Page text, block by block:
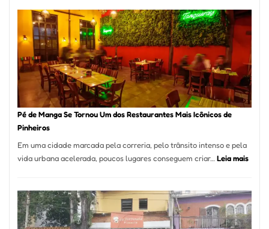
Pé de Manga Se Tornou Um dos Restaurantes Mais Icônicos de
Pinheiros
Em uma cidade marcada pela correria, pelo trânsito intenso e pela
vida urbana acelerada, poucos lugares conseguem criar… Leia mais:
Se